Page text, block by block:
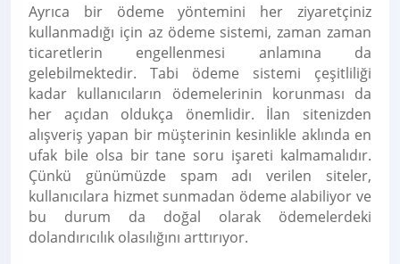
Ayrıca bir ödeme yöntemini her ziyaretçiniz
kullanmadığı için az ödeme sistemi, zaman zaman
ticaretlerin engellenmesi anlamına da
gelebilmektedir. Tabi ödeme sistemi çeşitliliği
kadar kullanıcıların ödemelerinin korunması da
her açıdan oldukça önemlidir. İlan sitenizden
alışveriş yapan bir müşterinin kesinlikle aklında en
ufak bile olsa bir tane soru işareti kalmamalıdır.
Çünkü günümüzde spam adı verilen siteler,
kullanıcılara hizmet sunmadan ödeme alabiliyor ve
bu durum da doğal olarak ödemelerdeki
dolandırıcılık olasılığını arttırıyor.